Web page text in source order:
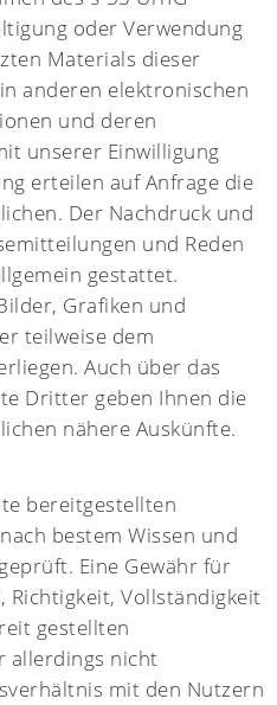
oder Verwendung
Materials dieser
anderen elektronischen
und deren
unserer Einwilligung
erteilen auf Anfrage die
Der Nachdruck und
und Reden
gestattet.
Grafiken und
teilweise dem
Auch über das
Dritter geben Ihnen die
nähere Auskünfte.
bereitgestellten
bestem Wissen und
Eine Gewähr für
Richtigkeit, Vollständigkeit
gestellten
allerdings nicht
mit den Nutzern